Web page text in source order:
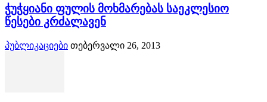
ჭუჭყიანი ფულის მოხმარებას საეკლესიო
წესები კრძალავენ
პუბლიკაციები თებერვალი 26, 2013